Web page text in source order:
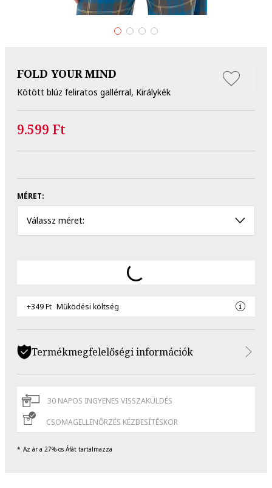
FOLD YOUR MIND
Kötött blúz feliratos gallérral, Királykék
9.599 Ft
MÉRET:
Válassz méret:
+349 Ft Működési költség
Termékmegfelelőségi információk
30 NAPOS INGYENES VISSZAKÜLDÉS
CSOMAGELLENŐRZÉS KÉZBESÍTÉSKOR
Az ár a 27%-os Áfát tartalmazza